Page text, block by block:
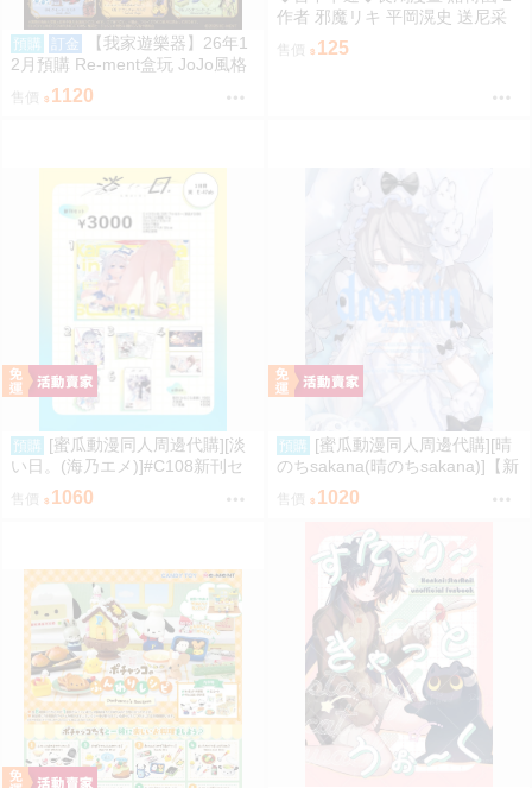
預購 訂金
【我家遊樂器】26年1
2月預購 Re-ment盒玩 JoJo風格
館 黃金之風
1120
作者 邪魔リキ 平岡滉史 送尼采
125
預購
[蜜瓜動漫同人周邊代購][淡
い日。(海乃エメ)]#C108新刊セ
ット(Hololive)(同人誌)
售價 1060
預購
[蜜瓜動漫同人周邊代購][晴
のちsakana(晴のちsakana)]【新
刊セット】dreamin(同人誌)
售價 1020